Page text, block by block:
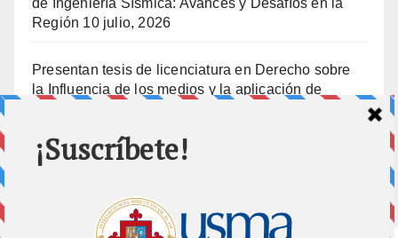
Región 10 julio, 2026
Presentan tesis de licenciatura en Derecho sobre
la Influencia de los medios y la aplicación de